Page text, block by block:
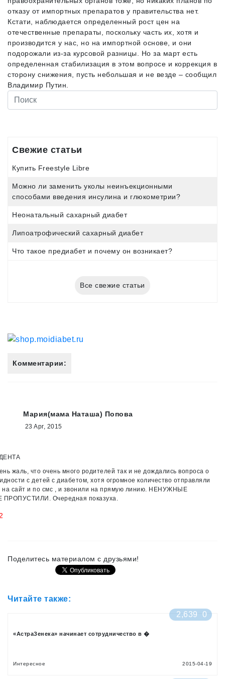
отказу от импортных препаратов у правительства нет.
Кстати, наблюдается определенный рост цен на
отечественные препараты, поскольку часть их, хотя и
производится у нас, но на импортной основе, и они
подорожали из-за курсовой разницы. Но за март есть
определенная стабилизация в этом вопросе и коррекция в
сторону снижения, пусть небольшая и не везде – сообщил
Владимир Путин.
Свежие статьи
Купить Freestyle Libre
Можно ли заменить уколы неинъекционными
способами введения инсулина и глюкометрии?
Неонатальный сахарный диабет
Липоатрофический сахарный диабет
Что такое предиабет и почему он возникает?
Все свежие статьи
Комментарии:
Мария(мама Наташа) Попова
23 Apr, 2015
жаль, что очень много родителей так и не дождались вопроса о
с детей с диабетом, хотя огромное количество отправляли
на сайт и по смс , и звонили на прямую линию. НЕНУЖНЫЕ
Очередная показуха.
Поделитесь материалом с друзьями!
Читайте также:
2,639
0
«АстраЗенека» начинает сотрудничество в �
Интересное 2015-04-19